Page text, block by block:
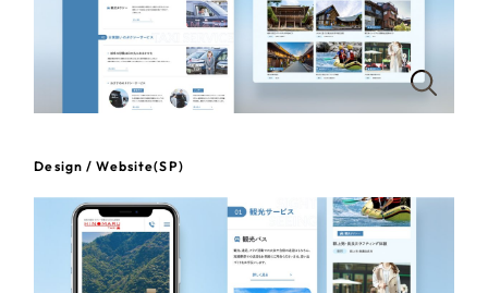
ブランドサイト・サービスサイト （85件）
求人・採用サイト （61件）
ECサイト（オンラインショップ） （43件）
ポータルサイト・メディアサイト
ブランディング（ロゴ・印刷物） （90件）
その他 （1件）
その他サービス業
物流・運送
人材サービス
その他
Design / Website(SP)